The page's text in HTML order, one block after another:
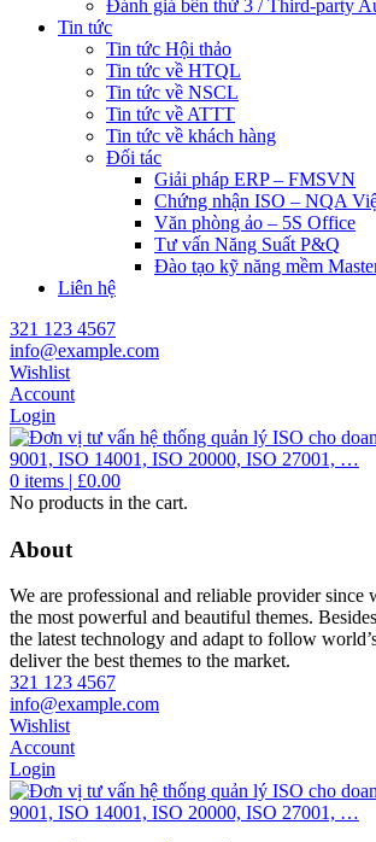
Đánh giá bên thứ 3 / Third-party
Tin tức
Tin tức Hội thảo
Tin tức về HTQL
Tin tức về NSCL
Tin tức về ATTT
Tin tức về khách hàng
Đối tác
Giải pháp ERP – FMSVN
Chứng nhận ISO – NQA
Văn phòng ảo – 5S Office
Tư vấn Năng Suất P&Q
Đào tạo kỹ năng mềm
Liên hệ
321 123 4567
info@example.com
Wishlist
Account
Login
0 items | £0.00
No products in the cart.
About
We are professional and reliable provider since
the most powerful and beautiful themes.
the latest technology and adapt to follow
deliver the best themes to the market.
321 123 4567
info@example.com
Wishlist
Account
Login